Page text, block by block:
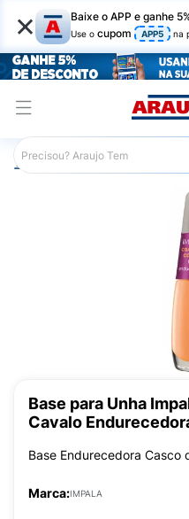
× Baixe o APP e ganhe
Use o cupom APP5 na
Araujo Beleza e
Base para Unha
Cavalo
Base Endurecedora Casco
Marca:IMPALA